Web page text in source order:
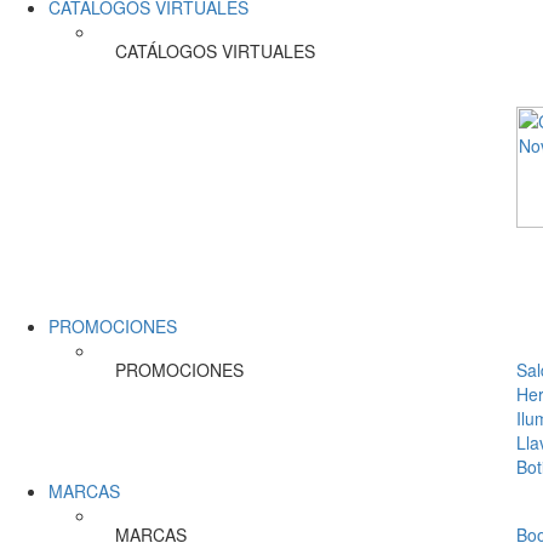
CATÁLOGOS VIRTUALES
CATÁLOGOS VIRTUALES
PROMOCIONES
PROMOCIONES
MARCAS
MARCAS